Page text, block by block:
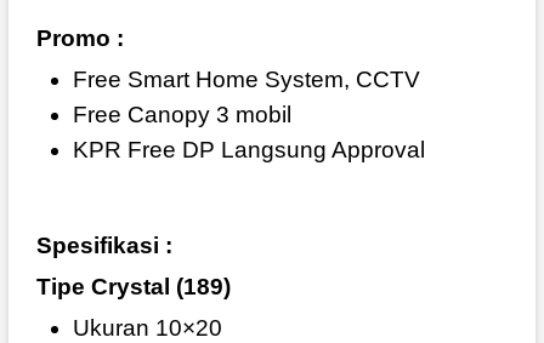
Promo :
Free Smart Home System, CCTV
Free Canopy 3 mobil
KPR Free DP Langsung Approval
Spesifikasi :
Tipe Crystal (189)
Ukuran 10×20